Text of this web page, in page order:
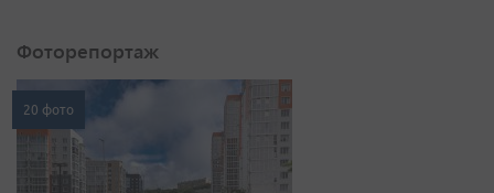
Фоторепортаж
20 фото